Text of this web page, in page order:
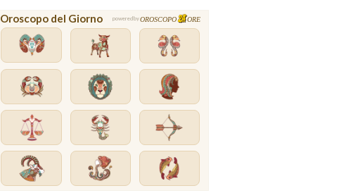
Oroscopo del Giorno powered byOROSCOPO ORE